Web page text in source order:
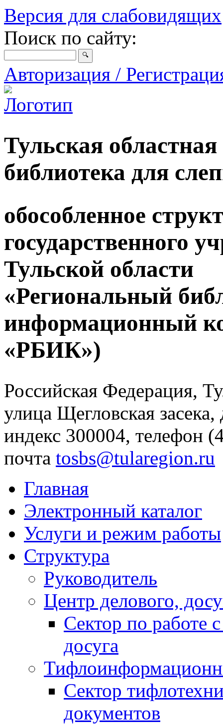
Версия для слабовидящих
Поиск по сайту:
Авторизация /
Тульская
библиотека для
обособленное
государственного
Тульской области
«Региональный
информационный
«РБИК»)
Российская Федерация,
улица Щегловская
индекс 300004, телефон
почта tosbs@tularegion.ru
Главная
Электронный каталог
Услуги и режим работы
Структура
Руководитель
Центр делового,
Сектор по работе
досуга
Сектор
документов